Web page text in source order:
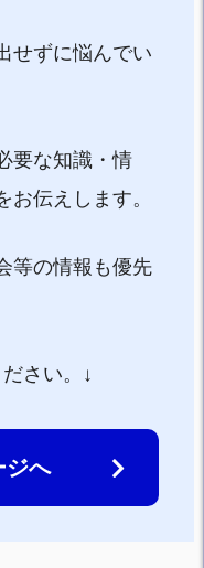
せずに悩んでい
要な知識・情
伝えします。
等の情報も優先
さい。↓
ジへ